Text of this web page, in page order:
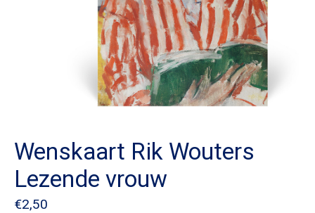
Wenskaart Rik Wouters
Lezende vrouw
€2,50